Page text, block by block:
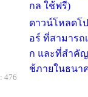
กล ใช้ฟรี)
ดาวน์โหลดโ
อร์ ที่สามารถ
ก และที่สำคั
ช้ภายในธนา
476